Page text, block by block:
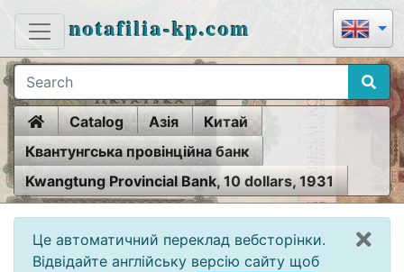
notafilia-kp.com
HomeCatalog Азія
Китай
Квантунгська провінційна банк
Kwangtung Provincial Bank, 10 dollars, 1931
Це автоматичний переклад вебсторінки.
Відвідайте англійську версію сайту щоб